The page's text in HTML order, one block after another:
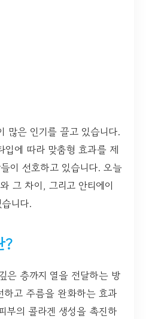
많은 인기를 끌고 있습니다.
입에 따라 맞춤형 효과를 제
이 선호하고 있습니다. 오늘
그 차이, 그리고 안티에이
니다.
?
은 층까지 열을 전달하는 방
하고 주름을 완화하는 효과
부의 콜라겐 생성을 촉진하